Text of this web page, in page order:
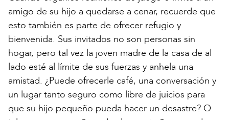
amigo de su hijo a quedarse a cenar, recuerde que
esto también es parte de ofrecer refugio y
bienvenida. Sus invitados no son personas sin
hogar, pero tal vez la joven madre de la casa de al
lado esté al límite de sus fuerzas y anhela una
amistad. ¿Puede ofrecerle café, una conversación y
un lugar tanto seguro como libre de juicios para
que su hijo pequeño pueda hacer un desastre? O